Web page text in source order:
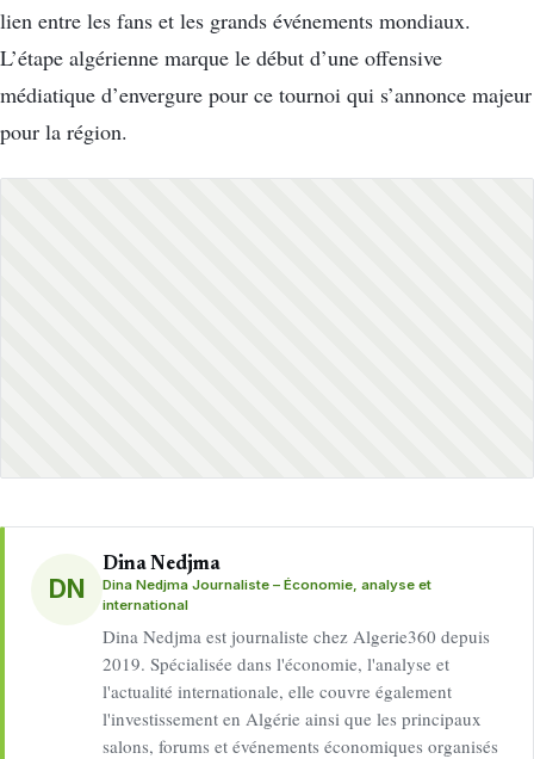
lien entre les fans et les grands événements mondiaux.
L’étape algérienne marque le début d’une offensive
médiatique d’envergure pour ce tournoi qui s’annonce majeur
pour la région.
DN
Dina Nedjma
Dina Nedjma Journaliste – Économie, analyse et
international
Dina Nedjma est journaliste chez Algerie360 depuis
2019. Spécialisée dans l'économie, l'analyse et
l'actualité internationale, elle couvre également
l'investissement en Algérie ainsi que les principaux
salons, forums et événements économiques organisés